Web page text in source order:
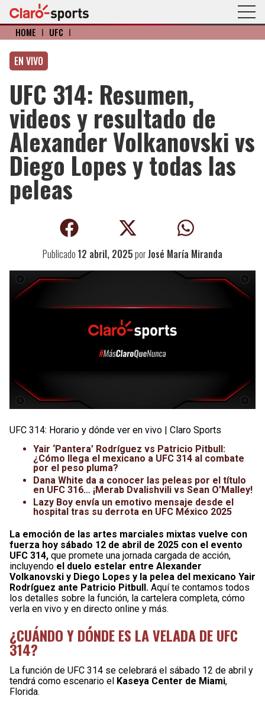
HOME I UFC I
EN VIVO
UFC 314: Resumen,
videos y resultado de
Alexander Volkanovski vs
Diego Lopes y todas las
peleas
Publicado 12 abril, 2025porJosé María Miranda
UFC 314: Horario y dónde ver en vivo | Claro Sports
Yair ‘Pantera’ Rodríguez vs Patricio Pitbull:
¿Cómo llega el mexicano a UFC 314 al combate
por el peso pluma?
Dana White da a conocer las peleas por el título
en UFC 316… ¡Merab Dvalishvili vs Sean O’Malley!
Lazy Boy envía un emotivo mensaje desde el
hospital tras su derrota en UFC México 2025
La emoción de las artes marciales mixtas vuelve con
fuerza hoy sábado 12 de abril de 2025 con el evento
UFC 314, que promete una jornada cargada de acción,
incluyendo el duelo estelar entre Alexander
Volkanovski y Diego Lopes y la pelea del mexicano Yair
Rodríguez ante Patricio Pitbull. Aquí te contamos todos
los detalles sobre la función, la cartelera completa, cómo
verla en vivo y en directo online y más.
¿CUÁNDO Y DÓNDE ES LA VELADA DE UFC
314?
La función de UFC 314 se celebrará el sábado 12 de abril y
tendrá como escenario el Kaseya Center de Miami,
Florida.